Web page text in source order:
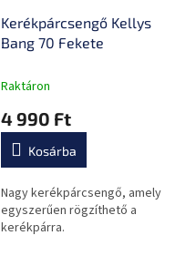
Kerékpárcsengő Kellys
Bang 70 Fekete
Raktáron
4 990 Ft
Kosárba
Nagy kerékpárcsengő, amely
egyszerűen rögzíthető a
kerékpárra.